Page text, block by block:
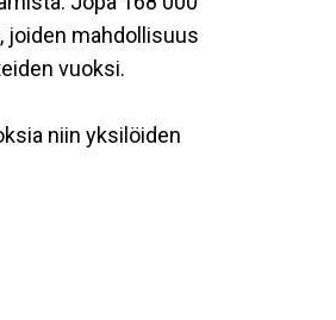
joiden mahdollisuus
vuoksi.
niin yksilöiden